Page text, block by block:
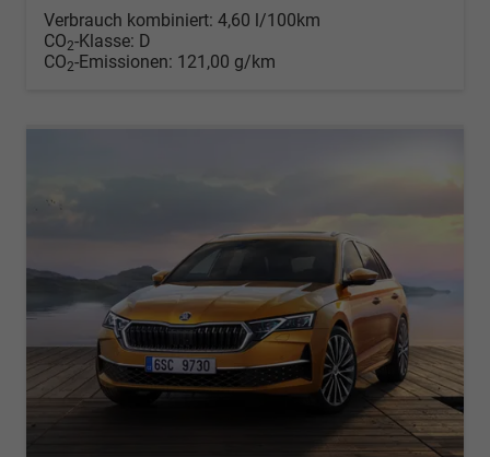
Verbrauch kombiniert: 4,60 l/100km
CO2-Klasse: D
CO2-Emissionen: 121,00 g/km